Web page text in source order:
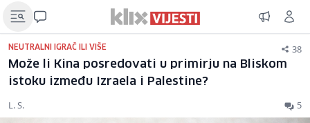
NEUTRALNI IGRAČ ILI VIŠE 38
Može li Kina posredovati u primirju na Bliskom
istoku između Izraela i Palestine?
L. S. 5